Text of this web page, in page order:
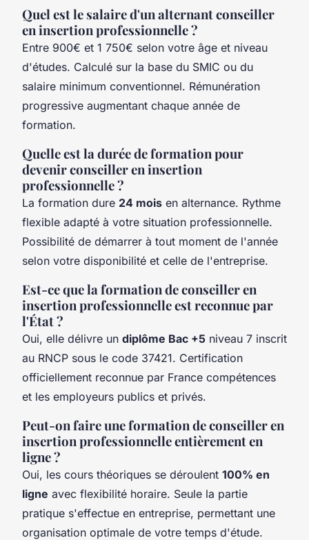
Quel est le salaire d'un alternant conseiller
en insertion professionnelle ?
Entre 900€ et 1 750€ selon votre âge et niveau
d'études. Calculé sur la base du SMIC ou du
salaire minimum conventionnel. Rémunération
progressive augmentant chaque année de
formation.
Quelle est la durée de formation pour
devenir conseiller en insertion
professionnelle ?
La formation dure 24 mois en alternance. Rythme
flexible adapté à votre situation professionnelle.
Possibilité de démarrer à tout moment de l'année
selon votre disponibilité et celle de l'entreprise.
Est-ce que la formation de conseiller en
insertion professionnelle est reconnue par
l'État ?
Oui, elle délivre un diplôme Bac +5 niveau 7 inscrit
au RNCP sous le code 37421. Certification
officiellement reconnue par France compétences
et les employeurs publics et privés.
Peut-on faire une formation de conseiller en
insertion professionnelle entièrement en
ligne ?
Oui, les cours théoriques se déroulent 100% en
ligne avec flexibilité horaire. Seule la partie
pratique s'effectue en entreprise, permettant une
organisation optimale de votre temps d'étude.